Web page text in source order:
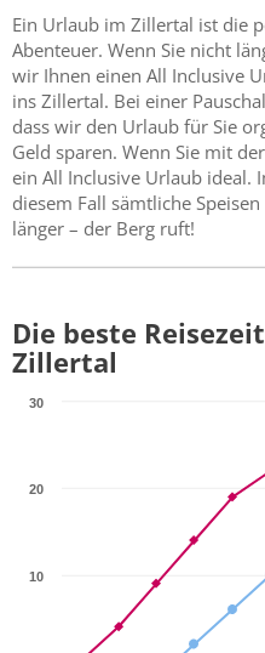
Ein Urlaub im Zillertal ist die
Abenteuer. Wenn Sie nicht
wir Ihnen einen All Inclusive
ins Zillertal. Bei einer
dass wir den Urlaub für Sie
Geld sparen. Wenn Sie mit
ein All Inclusive Urlaub ideal.
diesem Fall sämtliche
länger – der Berg ruft!
Die beste
Zillertal
10
20
30